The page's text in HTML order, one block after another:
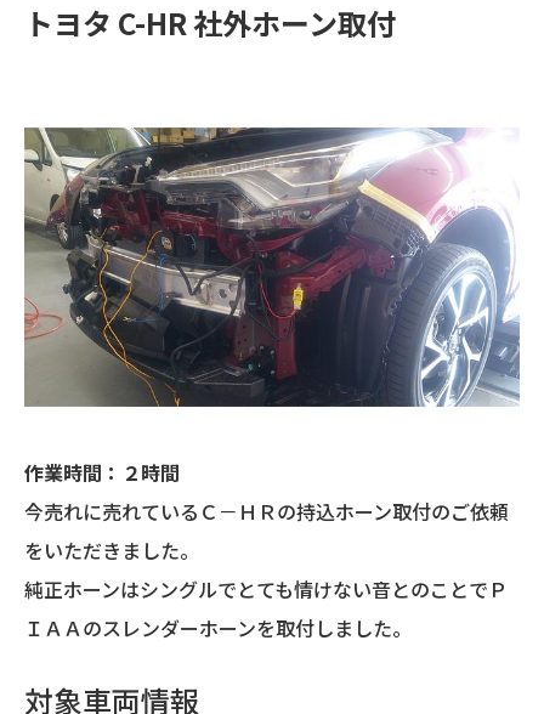
トヨタ C-HR 社外ホーン取付
作業時間：２時間
今売れに売れているＣ－ＨＲの持込ホーン取付のご依頼
をいただきました。
純正ホーンはシングルでとても情けない音とのことでＰ
ＩＡＡのスレンダーホーンを取付しました。
対象車両情報